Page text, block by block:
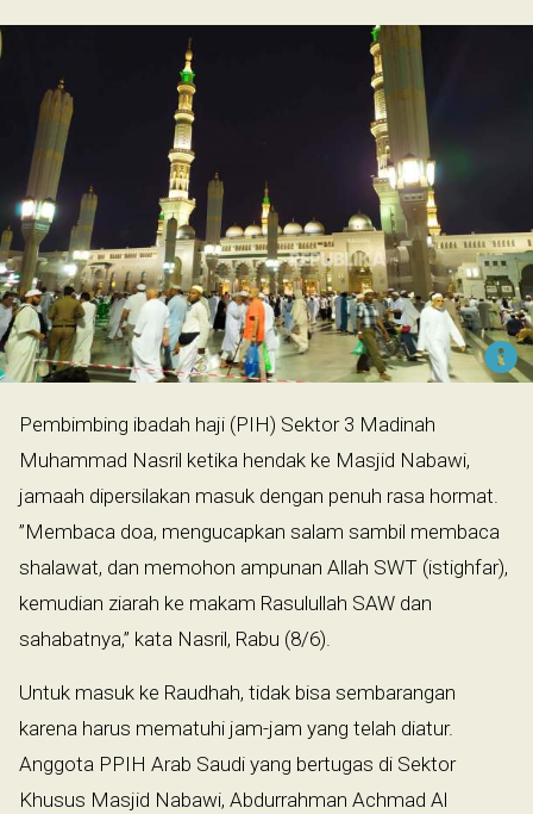
Pembimbing ibadah haji (PIH) Sektor 3 Madinah
Muhammad Nasril ketika hendak ke Masjid Nabawi,
jamaah dipersilakan masuk dengan penuh rasa hormat.
”Membaca doa, mengucapkan salam sambil membaca
shalawat, dan memohon ampunan Allah SWT (istighfar),
kemudian ziarah ke makam Rasulullah SAW dan
sahabatnya,” kata Nasril, Rabu (8/6).
Untuk masuk ke Raudhah, tidak bisa sembarangan
karena harus mematuhi jam-jam yang telah diatur.
Anggota PPIH Arab Saudi yang bertugas di Sektor
Khusus Masjid Nabawi, Abdurrahman Achmad Al